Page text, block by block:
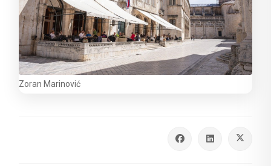
Zoran Marinović